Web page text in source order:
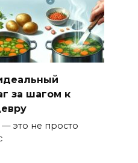
за шагом к
это не просто